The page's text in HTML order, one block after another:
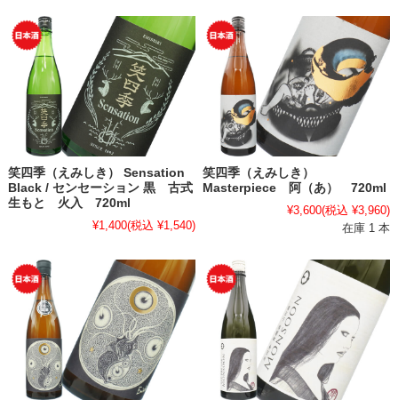
笑四季（えみしき） Sensation
Black / センセーション 黒 古式
生もと 火入 720ml
¥1,400(税込 ¥1,540)
笑四季（えみしき）
Masterpiece 阿（あ） 720ml
¥3,600(税込 ¥3,960)
在庫 1 本